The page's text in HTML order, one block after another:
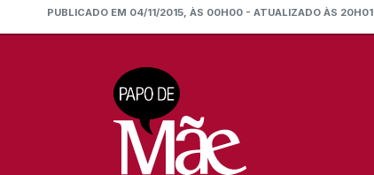
PUBLICADO EM 04/11/2015, ÀS 00H00 - ATUALIZADO ÀS 20H01